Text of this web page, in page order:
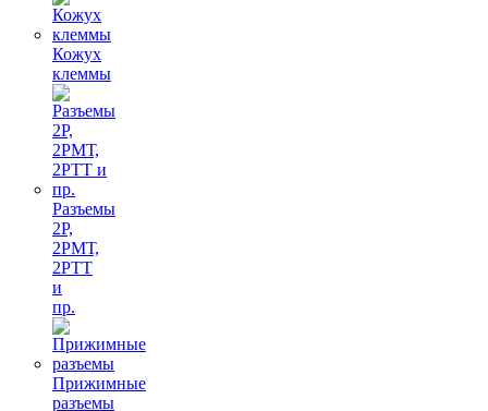
Кожух
клеммы
Разъемы
2Р,
2РМТ,
2РТТ
и
пр.
Прижимные
разъемы